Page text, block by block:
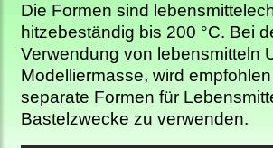
Die Formen sind
hitzebeständig bis 200 °C. Bei
Verwendung von lebensmitteln
Modelliermasse, wird
separate Formen für
Bastelzwecke zu verwenden.